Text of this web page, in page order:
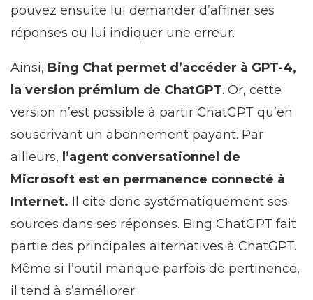
pouvez ensuite lui demander d’affiner ses
réponses ou lui indiquer une erreur.
Ainsi, Bing Chat permet d’accéder à GPT-4,
la version prémium de ChatGPT. Or, cette
version n’est possible à partir ChatGPT qu’en
souscrivant un abonnement payant. Par
ailleurs, l’agent conversationnel de
Microsoft est en permanence connecté à
Internet. Il cite donc systématiquement ses
sources dans ses réponses. Bing ChatGPT fait
partie des principales alternatives à ChatGPT.
Même si l’outil manque parfois de pertinence,
il tend à s’améliorer.